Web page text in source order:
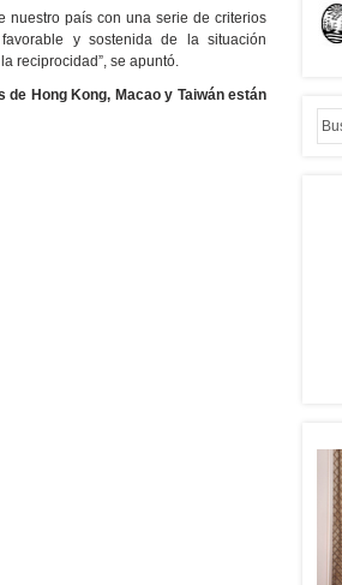
nuestro país con una serie de criterios
y sostenida de la situación
reciprocidad”, se apuntó.
Hong Kong, Macao y Taiwán están